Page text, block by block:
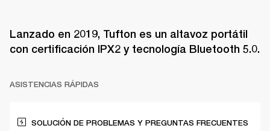
Lanzado en 2019, Tufton es un altavoz portátil
con certificación IPX2 y tecnología Bluetooth 5.0.
ASISTENCIAS RÁPIDAS
SOLUCIÓN DE PROBLEMAS Y PREGUNTAS FRECUENTES